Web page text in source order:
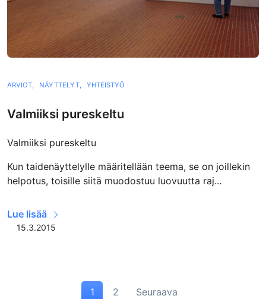
ARVIOT, NÄYTTELYT, YHTEISTYÖ
Valmiiksi pureskeltu
Valmiiksi pureskeltu
Kun taidenäyttelylle määritellään teema, se on joillekin
helpotus, toisille siitä muodostuu luovuutta raj...
Lue lisää
15.3.2015
1 2 Seuraava